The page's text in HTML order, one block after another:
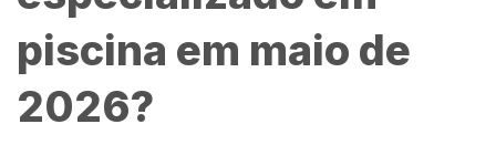
piscina em maio de
2026?